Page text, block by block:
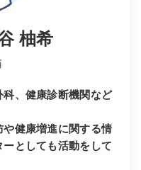
柚希
、健康診断機関など
健康増進に関する情
としても活動をして